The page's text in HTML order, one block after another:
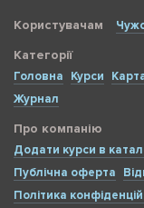
Користувачам
Категорії
Головна Курси
Журнал
Про компанію
Додати курси в
Публічна оферта
Політика